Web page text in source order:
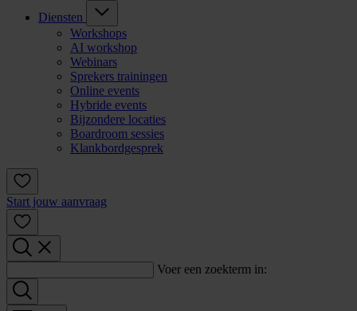
Diensten
Workshops
AI workshop
Webinars
Sprekers trainingen
Online events
Hybride events
Bijzondere locaties
Boardroom sessies
Klankbordgesprek
Start jouw aanvraag
Voer een zoekterm in: